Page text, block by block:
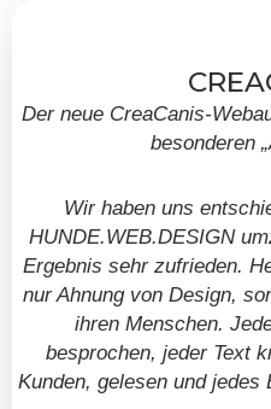
Der neue CreaCanis-
besonderen
Wir haben uns
HUNDE.WEB.DESIGN
Ergebnis sehr zufrieden.
nur Ahnung von Design,
ihren Menschen.
besprochen, jeder Text
Kunden, gelesen und jedes